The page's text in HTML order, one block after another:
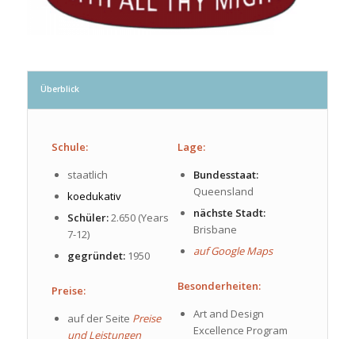
Überblick
Schule:
staatlich
koedukativ
Schüler:2.650 (Years
7-12)
gegründet: 1950
Preise:
auf der Seite Preise
und Leistungen
Lage:
Bundesstaat:
Queensland
nächste Stadt:
Brisbane
auf Google Maps
Besonderheiten:
Art and Design
Excellence Program